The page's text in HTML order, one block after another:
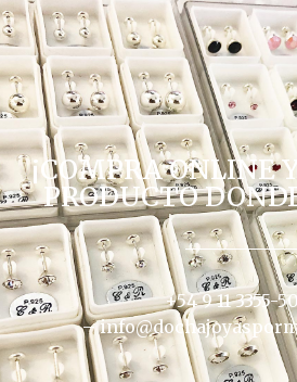
¡COMPRA ONLINE
PRODUCTO
+54 9 11 3355-
–